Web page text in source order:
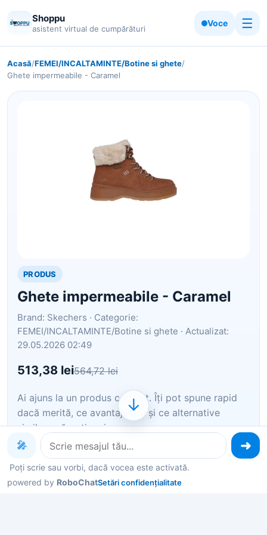
Shoppu
asistent virtual de cumpărături
Voce ☰
Acasă/FEMEI/INCALTAMINTE/Botine si ghete/
Ghete impermeabile - Caramel
PRODUS
Ghete impermeabile - Caramel
Brand: Skechers · Categorie:
FEMEI/INCALTAMINTE/Botine si ghete · Actualizat:
29.05.2026 02:49
513,38 lei564,72 lei
Ai ajuns la un produs concret. Îți pot spune rapid
dacă merită, ce avantaje are și ce alternative
similare găsești mai ușor.
Pe scurt: Caracteristici Tip: cu toc Culoare:
caramel Material: piele ecologica Stil: casual Varf:
rotund Tip toc: masiv Tehnologie: impermeabil
🎤
Poți scrie sau vorbi, dacă vocea este activată.
powered by RoboChatSetări confidențialitate
↓